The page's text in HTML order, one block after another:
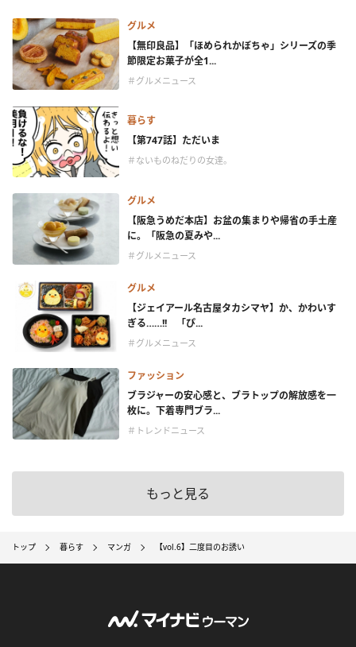
グルメ
【無印良品】「ほめられかぼちゃ」シリーズの季
節限定お菓子が全1...
＃グルメニュース
暮らす
【第747話】ただいま
＃ないものねだりの女達。
グルメ
【阪急うめだ本店】お盆の集まりや帰省の手土産
に。「阪急の夏みや...
＃グルメニュース
グルメ
【ジェイアール名古屋タカシマヤ】か、かわいす
ぎる……!! 「ぴ...
＃グルメニュース
ファッション
ブラジャーの安心感と、ブラトップの解放感を一
枚に。下着専門ブラ...
＃トレンドニュース
もっと見る
トップ 暮らす マンガ 【vol.6】二度目のお誘い